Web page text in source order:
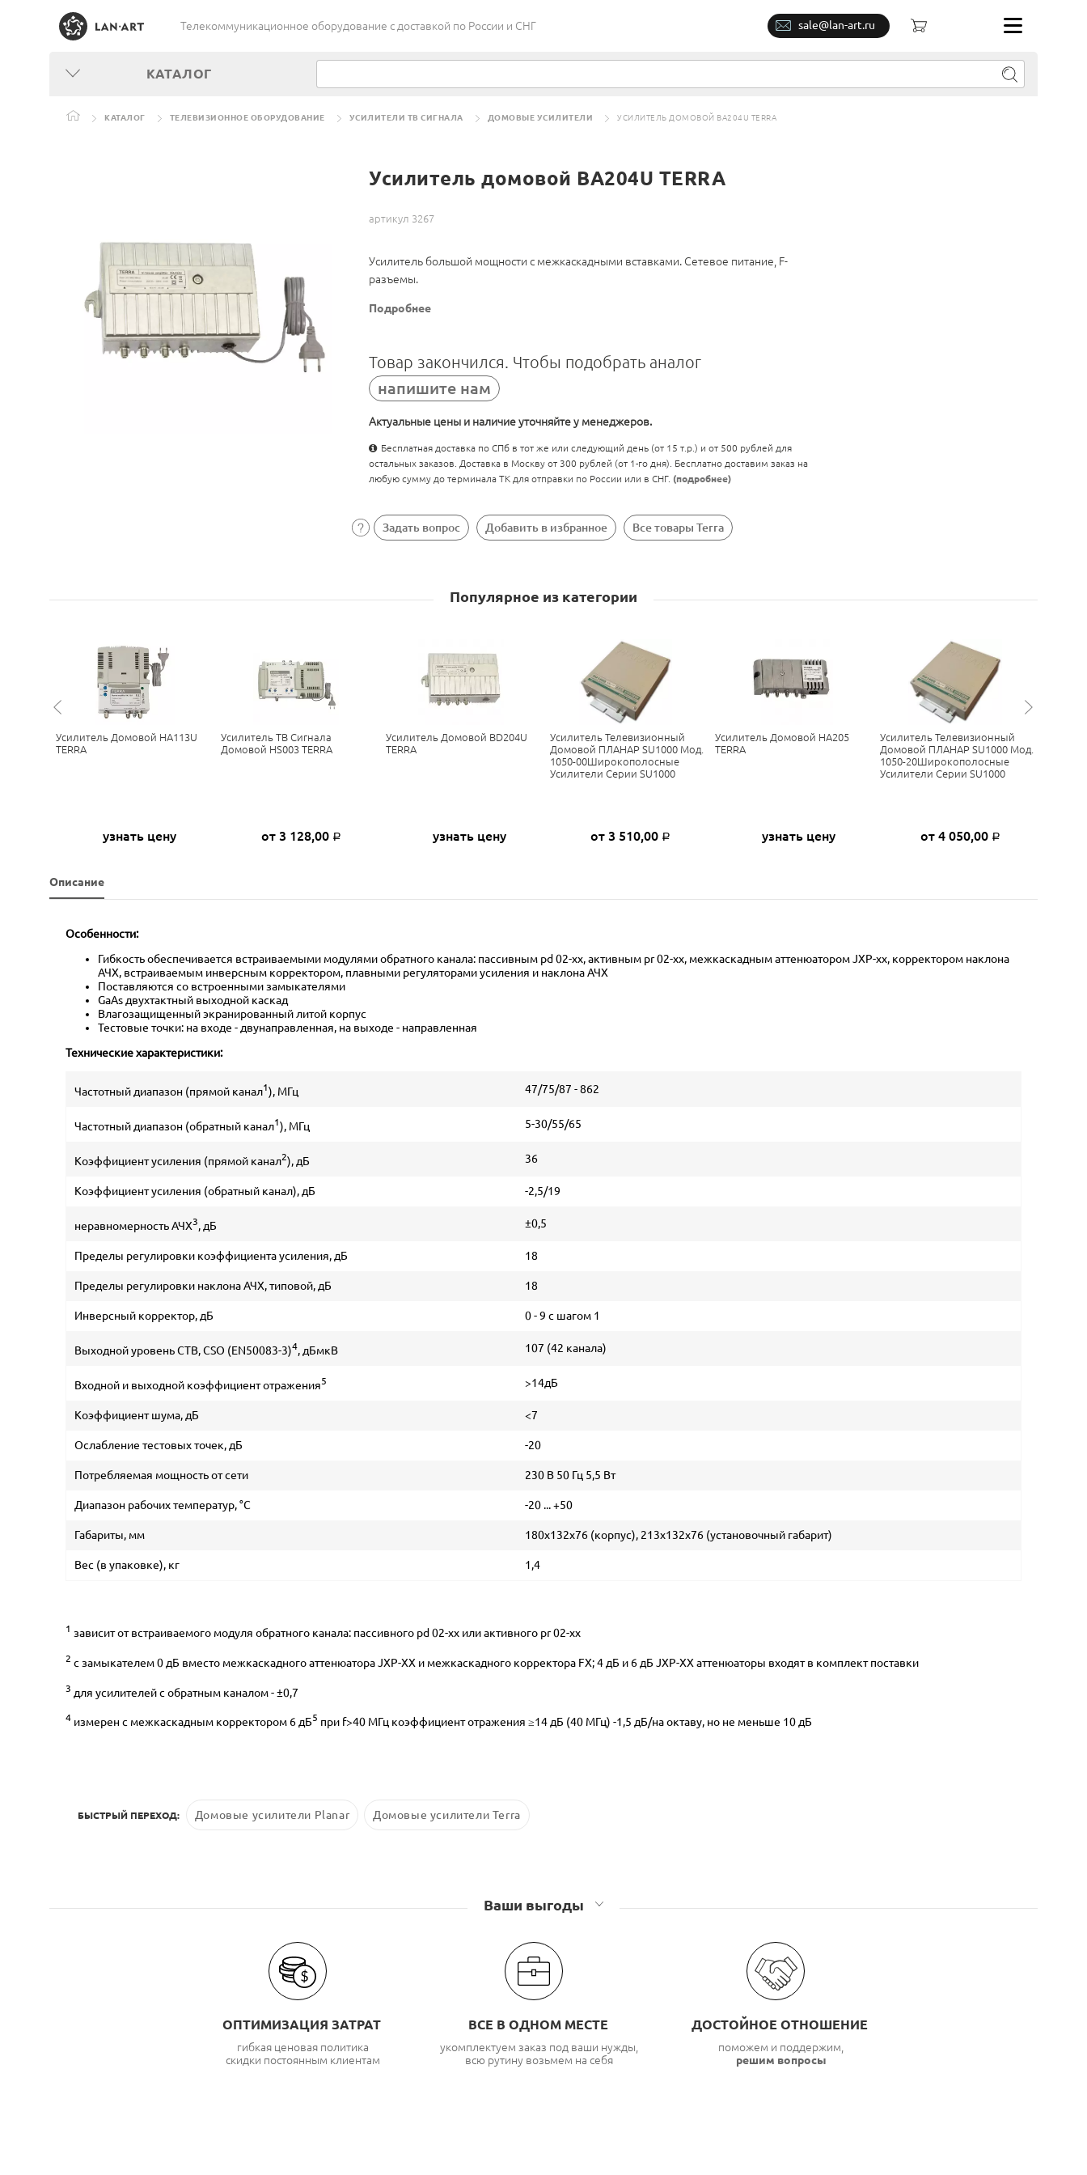
Телекоммуникационное оборудование c доставкой по России и СНГ sale@lan-art.ru
КАТАЛОГ
КАТАЛОГ ТЕЛЕВИЗИОННОЕ ОБОРУДОВАНИЕ УСИЛИТЕЛИ ТВ СИГНАЛА ДОМОВЫЕ УСИЛИТЕЛИ УСИЛИТЕЛЬ ДОМОВОЙ BA204U TERRA
Усилитель домовой BA204U TERRA
артикул 3267
Усилитель большой мощности с межкаскадными вставками. Сетевое питание, F-
разъемы.
Подробнее
Товар закончился. Чтобы подобрать аналог
напишите нам
Актуальные цены и наличие уточняйте у менеджеров.
Бесплатная доставка по СПб в тот же или следующий день (от 15 т.р.) и от 500 рублей для
остальных заказов. Доставка в Москву от 300 рублей (от 1-го дня). Бесплатно доставим заказ на
любую сумму до терминала ТК для отправки по России или в СНГ. (подробнее)
Задать вопрос Добавить в избранное Все товары Terra
Популярное из категории
Усилитель Домовой HA113U
TERRA
узнать цену
Усилитель ТВ Сигнала
Домовой HS003 TERRA
от 3 128,00 Р
Усилитель Домовой BD204U
TERRA
узнать цену
Усилитель Телевизионный
Домовой ПЛАНАР SU1000 Мод.
1050-00Широкополосные
Усилители Серии SU1000
от 3 510,00 Р
Усилитель Домовой HA205
TERRA
узнать цену
Усилитель Телевизионный
Домовой ПЛАНАР SU1000 Мод.
1050-20Широкополосные
Усилители Серии SU1000
от 4 050,00 Р
Описание
Особенности:
Гибкость обеспечивается встраиваемыми модулями обратного канала: пассивным pd 02-xx, активным pr 02-xx, межкаскадным аттенюатором JXP-xx, корректором наклона
АЧХ, встраиваемым инверсным корректором, плавными регуляторами усиления и наклона АЧХ
Поставляются со встроенными замыкателями
GaAs двухтактный выходной каскад
Влагозащищенный экранированный литой корпус
Тестовые точки: на входе - двунаправленная, на выходе - направленная
Технические характеристики:
Частотный диапазон (прямой канал1), МГц 47/75/87 - 862
Частотный диапазон (обратный канал1), МГц 5-30/55/65
Коэффициент усиления (прямой канал2), дБ 36
Коэффициент усиления (обратный канал), дБ -2,5/19
неравномерность АЧХ3, дБ ±0,5
Пределы регулировки коэффициента усиления, дБ 18
Пределы регулировки наклона АЧХ, типовой, дБ 18
Инверсный корректор, дБ 0 - 9 с шагом 1
Выходной уровень CTB, CSO (EN50083-3)4, дБмкВ 107 (42 канала)
Входной и выходной коэффициент отражения5 >14дБ
Коэффициент шума, дБ <7
Ослабление тестовых точек, дБ -20
Потребляемая мощность от сети 230 В 50 Гц 5,5 Вт
Диапазон рабочих температур, °C -20 ... +50
Габариты, мм 180x132x76 (корпус), 213x132x76 (установочный габарит)
Вес (в упаковке), кг 1,4
1 зависит от встраиваемого модуля обратного канала: пассивного pd 02-xx или активного pr 02-xx
2 с замыкателем 0 дБ вместо межкаскадного аттенюатора JXP-XX и межкаскадного корректора FX; 4 дБ и 6 дБ JXP-XX аттенюаторы входят в комплект поставки
3 для усилителей с обратным каналом - ±0,7
4 измерен с межкаскадным корректором 6 дБ5 при f>40 МГц коэффициент отражения ≥14 дБ (40 МГц) -1,5 дБ/на октаву, но не меньше 10 дБ
БЫСТРЫЙ ПЕРЕХОД: Домовые усилители Planar Домовые усилители Terra
Ваши выгоды
ОПТИМИЗАЦИЯ ЗАТРАТ
гибкая ценовая политика
скидки постоянным клиентам
ВСЕ В ОДНОМ МЕСТЕ
укомплектуем заказ под ваши нужды,
всю рутину возьмем на себя
ДОСТОЙНОЕ ОТНОШЕНИЕ
поможем и поддержим,
решим вопросы